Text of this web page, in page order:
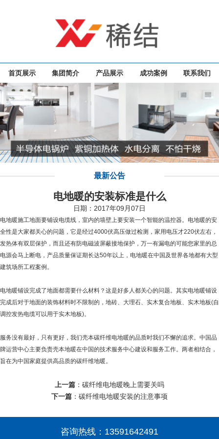
首页展示 集团简介 产品展示 成功案例 联系我们
最新公告
电地暖的安装标准是什么
日期：2017年09月07日
电地暖施工地面要铺设电缆线，室内的墙壁上要安装一个智能的温控器。电地暖的安
全性是大家都关心的问题，它是经过4000伏高压做过检测，家用电压才220伏左右，
发热体有双层保护，而且还有防电磁波屏蔽接地保护，万一有漏电的可能您家里的总
电源会马上断电，产品质量保证期长达50年以上，电地暖在中国及世界各地都有大型
建筑场所工程案例。
电地暖铺设完成了地面都需要什么材料？这是好多人都关心的问题。其实电地暖铺设
完成后对于地面的装饰材料时不限制的，地砖、大理石、实木复合地板、实木地板(自
调控发热电缆可以用于实木地板)。
服务没有最好，只有更好，我们壳本碳纤维电地暖的品质时我们不懈的追求。中国品
牌运营中心主要负责壳本地暖在中国的技术服务中心建设和服务工作。两者相结合，
旨在为中国家庭提供高品质的碳纤维地暖。
上一篇 ： 碳纤维电地暖晚上需要关吗
下一篇 ： 碳纤维电地暖安装的注意事项
咨询热线： 13591642491